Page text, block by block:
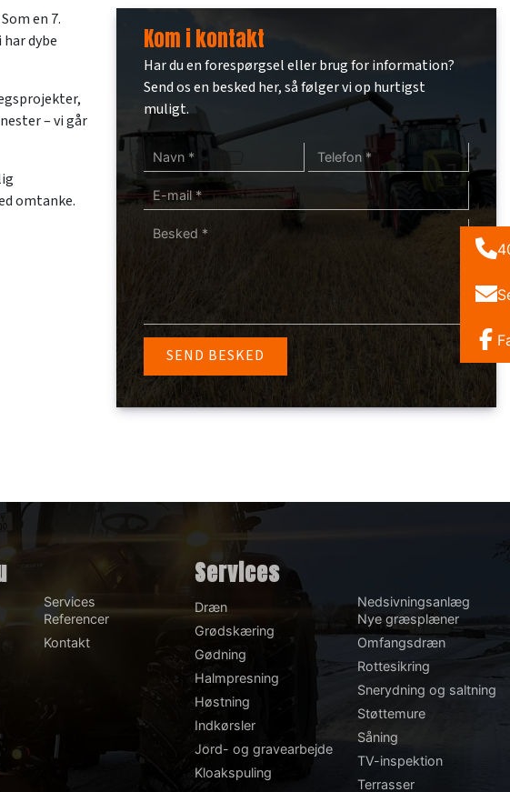
en 7.
dybe
– vi går
omtanke.
Kom i kontakt
Har du en forespørgsel eller brug for information?
Send os en besked her, så følger vi op hurtigst
muligt.
Services
Referencer
Kontakt
Services
Dræn
Grødskæring
Gødning
Halmpresning
Høstning
Indkørsler
Jord- og gravearbejde
Kloakspuling
Nedsivningsanlæg
Nye græsplæner
Omfangsdræn
Rottesikring
Snerydning og saltning
Støttemure
Såning
TV-inspektion
Terrasser